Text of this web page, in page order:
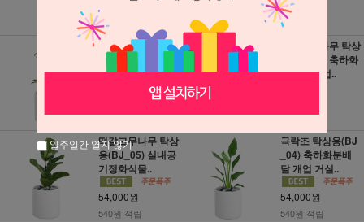
490원 적립 490원 적립
홍콩야자 탁상용
(BJ_09) 축하화분
배달 개업 거..
뱅갈고무나무 탁상
용(BJ_07) 축하화
분배달 개업..
떡갈고무나무 탁상
용(BJ_05) 실내공
기정화식물..
54,000원
540원 적립
극락조 탁상용(BJ
_04) 축하화분배
달 개업 거실..
54,000원
540원 적립
일주일간 열지 않기